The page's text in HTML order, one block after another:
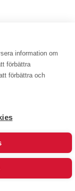
information om
förbättra
förbättra och